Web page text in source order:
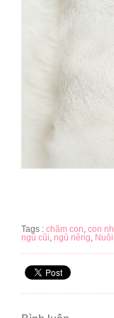
Tags : chăm con, con
ngủ cũi, ngủ riêng,